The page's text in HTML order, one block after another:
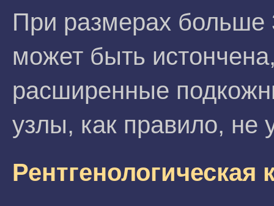
При размерах больше
может быть
расширенные
узлы, как правило, не
Рентгенологическая